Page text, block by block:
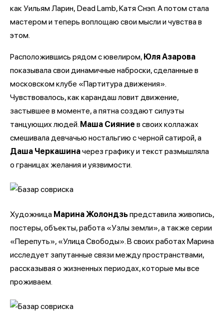
как Уильям Ларин, Dead Lamb, Катя Снэп. А потом стала
мастером и теперь воплощаю свои мысли и чувства в
этом.
Расположившись рядом с ювелиром, Юля Азарова
показывала свои динамичные наброски, сделанные в
московском клубе «Партитура движения».
Чувствовалось, как карандаш ловит движение,
застывшее в моменте, а пятна создают силуэты
танцующих людей. Маша Сияние в своих коллажах
смешивала девчачью ностальгию с черной сатирой, а
Даша Черкашиначерез графику и текст размышляла
о границах желания и уязвимости.
Художница Марина Жолондзьпредставила живопись,
постеры, объекты, работа «Узлы земли», а также серии
«Перепуть», «Улица Свободы». В своих работах Марина
исследует запутанные связи между пространствами,
рассказывая о жизненных периодах, которые мы все
проживаем.